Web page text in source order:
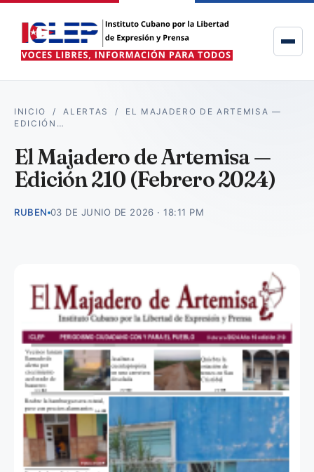
INICIO /ALERTAS / EL MAJADERO DE ARTEMISA —
EDICIÓN…
El Majadero de Artemisa —
Edición 210 (Febrero 2024)
RUBEN 03 DE JUNIO DE 2026 · 18:11 PM